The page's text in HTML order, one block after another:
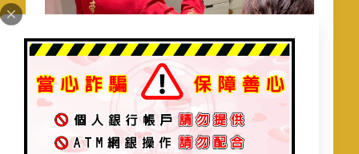
出勤勘查處理篇,最新消息